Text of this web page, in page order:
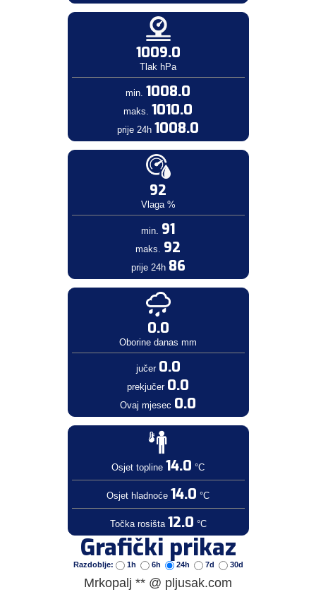
1009.0
Tlak hPa
min. 1008.0
maks. 1010.0
prije 24h 1008.0
92
Vlaga %
min. 91
maks. 92
prije 24h 86
0.0
Oborine danas mm
jučer 0.0
prekjučer 0.0
Ovaj mjesec 0.0
Osjet topline 14.0 °C
Osjet hladnoće 14.0 °C
Točka rosišta 12.0 °C
Grafički prikaz
Razdoblje: 1h 6h 24h 7d 30d
Mrkopalj ** @ pljusak.com